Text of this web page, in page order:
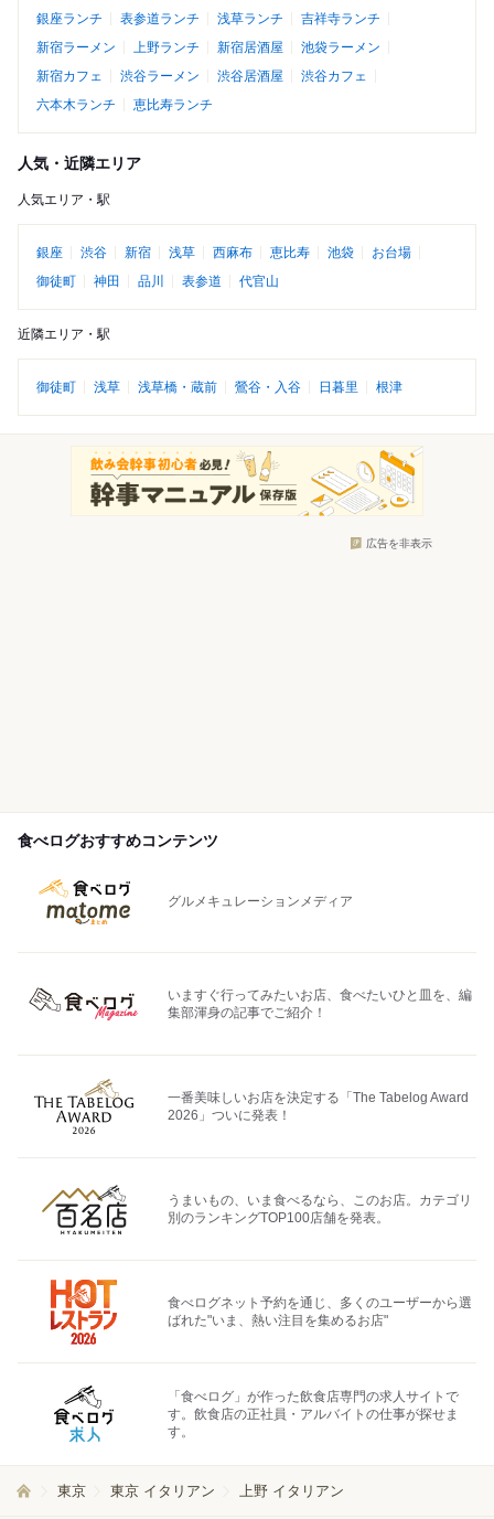
銀座ランチ
表参道ランチ 浅草ランチ
吉祥寺ランチ
新宿ラーメン
上野ランチ 新宿居酒屋
池袋ラーメン
新宿カフェ
渋谷ラーメン 渋谷居酒屋
渋谷カフェ
六本木ランチ
恵比寿ランチ
人気・近隣エリア
人気エリア・駅
銀座 渋谷 新宿 浅草 西麻布 恵比寿 池袋
お台場
御徒町
神田 品川 表参道 代官山
近隣エリア・駅
御徒町 浅草 浅草橋・蔵前 鶯谷・入谷 日暮里 根津
広告を非表示
食べログおすすめコンテンツ
グルメキュレーションメディア
いますぐ行ってみたいお店、食べたいひと皿を、編
集部渾身の記事でご紹介！
一番美味しいお店を決定する「The Tabelog Award
2026」ついに発表！
うまいもの、いま食べるなら、このお店。カテゴリ
別のランキングTOP100店舗を発表。
食べログネット予約を通じ、多くのユーザーから選
ばれた"いま、熱い注目を集めるお店"
「食べログ」が作った飲食店専門の求人サイトで
す。飲食店の正社員・アルバイトの仕事が探せま
す。
東京 東京 イタリアン 上野 イタリアン